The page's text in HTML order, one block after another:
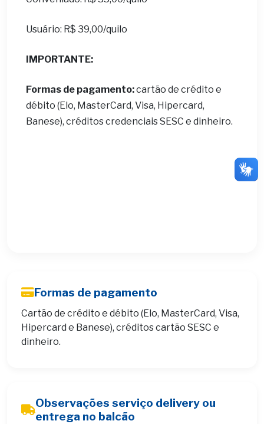
Usuário: R$ 39,00/quilo
IMPORTANTE:
Formas de pagamento:cartão de crédito e
débito (Elo, MasterCard, Visa, Hipercard,
Banese), créditos credenciais SESC e dinheiro.
Formas de pagamento
Cartão de crédito e débito (Elo, MasterCard, Visa,
Hipercard e Banese), créditos cartão SESC e
dinheiro.
Observações serviço delivery ou
entrega no balcão